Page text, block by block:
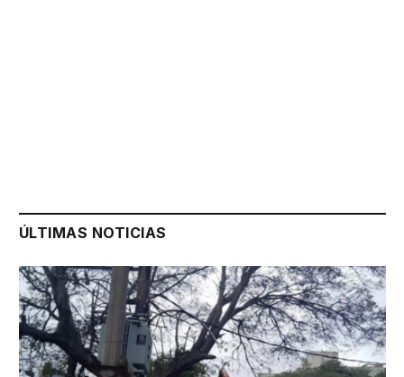
ÚLTIMAS NOTICIAS